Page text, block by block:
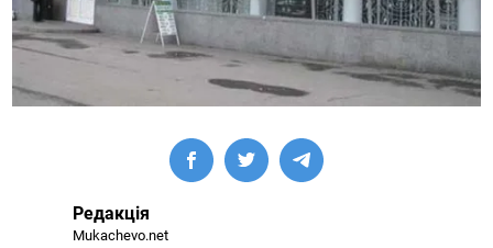
Редакція
Mukachevo.net